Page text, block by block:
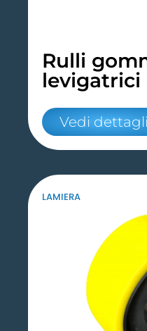
Rulli
levigatrici
Vedi
LAMIERA